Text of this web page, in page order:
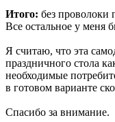
Итого: без проволоки
Все остальное у меня
Я считаю, что эта
праздничного стола
необходимые
в готовом варианте
Спасибо за внимание.